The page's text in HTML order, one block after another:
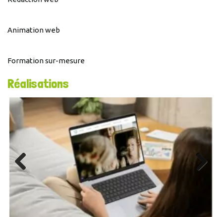
Animation web
Formation sur-mesure
Réalisations
Previous